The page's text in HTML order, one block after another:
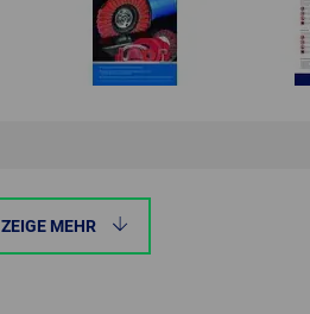
ZEIGE MEHR